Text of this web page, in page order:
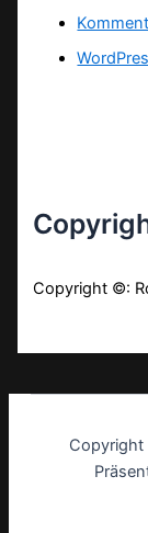
Copyright ©:
Copyright